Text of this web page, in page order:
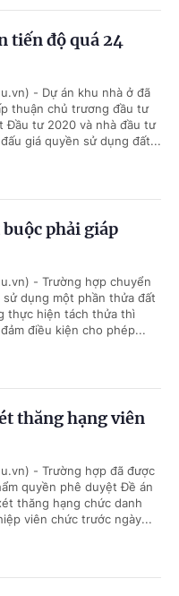
tiến độ quá 24
- Dự án khu nhà ở đã
thuận chủ trương đầu tư
Đầu tư 2020 và nhà đầu tư
giá quyền sử dụng đất...
phải giáp
- Trường hợp chuyển
sử dụng một phần thửa đất
thực hiện tách thửa thì
điều kiện cho phép...
thăng hạng viên
- Trường hợp đã được
quyền phê duyệt Đề án
thăng hạng chức danh
viên chức trước ngày...